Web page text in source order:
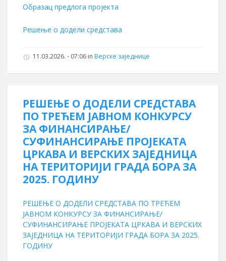
Образац предлога пројекта
Решење о додели средстава
11.03.2026. - 07:06 in Верске заједнице
РЕШЕЊЕ О ДОДЕЛИ СРЕДСТАВА
ПО ТРЕЋЕМ ЈАВНОМ КОНКУРСУ
ЗА ФИНАНСИРАЊЕ/
СУФИНАНСИРАЊЕ ПРОЈЕКАТА
ЦРКАВА И ВЕРСКИХ ЗАЈЕДНИЦА
НА ТЕРИТОРИЈИ ГРАДА БОРА ЗА
2025. ГОДИНУ
РЕШЕЊЕ О ДОДЕЛИ СРЕДСТАВА ПО ТРЕЋЕМ
ЈАВНОМ КОНКУРСУ ЗА ФИНАНСИРАЊЕ/
СУФИНАНСИРАЊЕ ПРОЈЕКАТА ЦРКАВА И ВЕРСКИХ
ЗАЈЕДНИЦА НА ТЕРИТОРИЈИ ГРАДА БОРА ЗА 2025.
ГОДИНУ